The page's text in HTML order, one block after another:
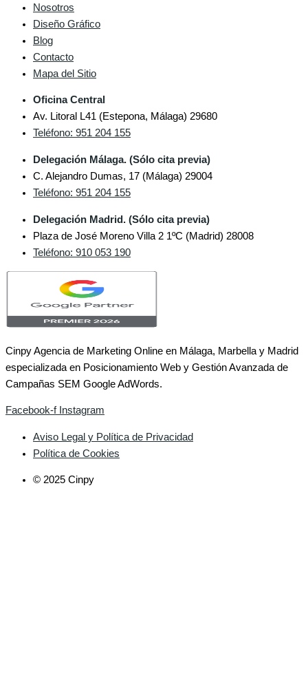
Nosotros
Diseño Gráfico
Blog
Contacto
Mapa del Sitio
Oficina Central
Av. Litoral L41 (Estepona, Málaga) 29680
Teléfono: 951 204 155
Delegación Málaga. (Sólo cita previa)
C. Alejandro Dumas, 17 (Málaga) 29004
Teléfono: 951 204 155
Delegación Madrid. (Sólo cita previa)
Plaza de José Moreno Villa 2 1ºC (Madrid) 28008
Teléfono: 910 053 190
Cinpy Agencia de Marketing Online en Málaga, Marbella y Madrid
especializada en Posicionamiento Web y Gestión Avanzada de
Campañas SEM Google AdWords.
Facebook-f Instagram
Aviso Legal y Política de Privacidad
Política de Cookies
© 2025 Cinpy